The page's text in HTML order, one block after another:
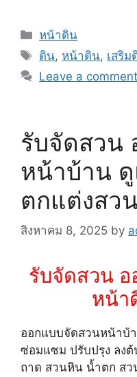
Categories
หน้าดิน
Tags
ดิน, หน้าดิน, เสริ
Leave a comment
รับจัดสวน
หน้าบ้าน
ตกแต่งสวน
สิงหาคม 8, 2025 by
รับจัดสวน อ
หน้า
ออกแบบจัดสวนหน้าบ้
ซ่อมแซม ปรับปรุง ลง
ถาด สวนหิน น้ำตก ส